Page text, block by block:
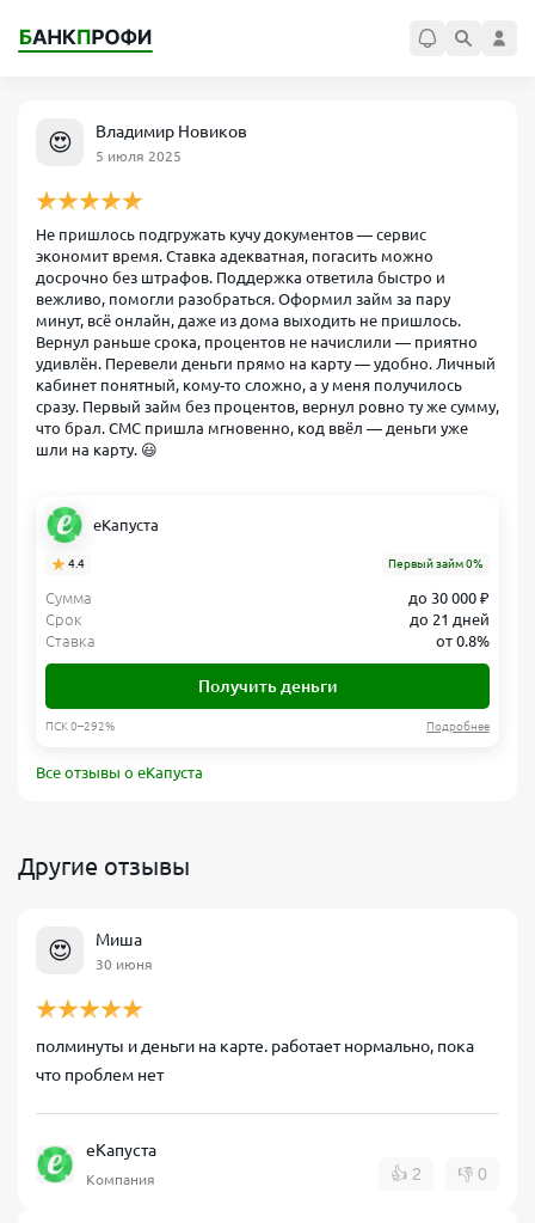
😍 Владимир Новиков
5 июля 2025
Не пришлось подгружать кучу документов — сервис
экономит время. Ставка адекватная, погасить можно
досрочно без штрафов. Поддержка ответила быстро и
вежливо, помогли разобраться. Оформил займ за пару
минут, всё онлайн, даже из дома выходить не пришлось.
Вернул раньше срока, процентов не начислили — приятно
удивлён. Перевели деньги прямо на карту — удобно. Личный
кабинет понятный, кому‑то сложно, а у меня получилось
сразу. Первый займ без процентов, вернул ровно ту же сумму,
что брал. СМС пришла мгновенно, код ввёл — деньги уже
шли на карту. 😃
еКапуста
4.4 Первый займ 0%
Сумма
до 30 000 ₽
Срок
до 21 дней
Ставка
от 0.8%
Получить деньги
ПСК 0–292% Подробнее
Все отзывы о еКапуста
Другие отзывы
😍 Миша
30 июня
полминуты и деньги на карте. работает нормально, пока
что проблем нет
еКапуста
Компания 👍 2 👎 0